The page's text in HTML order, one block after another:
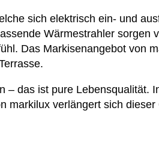
sich elektrisch ein- und
Wärmestrahler sorgen
Das Markisenangebot von
– das ist pure Lebensqualität.
markilux verlängert sich dieser